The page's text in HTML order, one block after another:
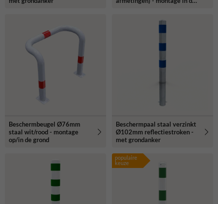
Beschermbeugel Ø76mm
staal wit/rood - montage
op/in de grond
Beschermpaal staal verzinkt
Ø102mm reflectiestroken -
met grondanker
populaire
keuze